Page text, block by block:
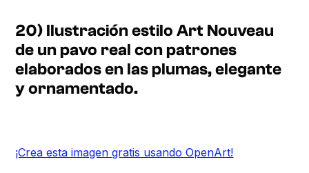
20) Ilustración estilo Art Nouveau
de un pavo real con patrones
elaborados en las plumas, elegante
y ornamentado.
¡Crea esta imagen gratis usando OpenArt!